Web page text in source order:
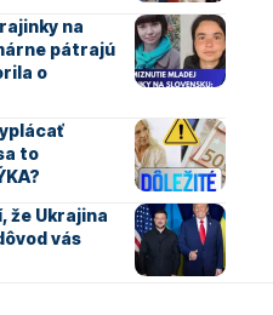
na
pátrajú
o
to
že Ukrajina
vás